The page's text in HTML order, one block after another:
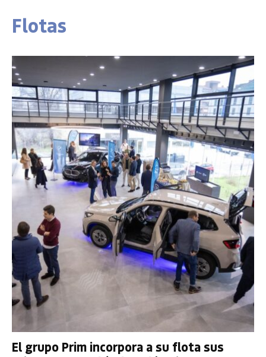
Flotas
El grupo Prim incorpora a su flota sus